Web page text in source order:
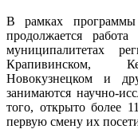
В рамках программы
продолжается
муниципалитетах
Крапивинском,
Новокузнецком и
занимаются научно-
того, открыто более
первую смену их